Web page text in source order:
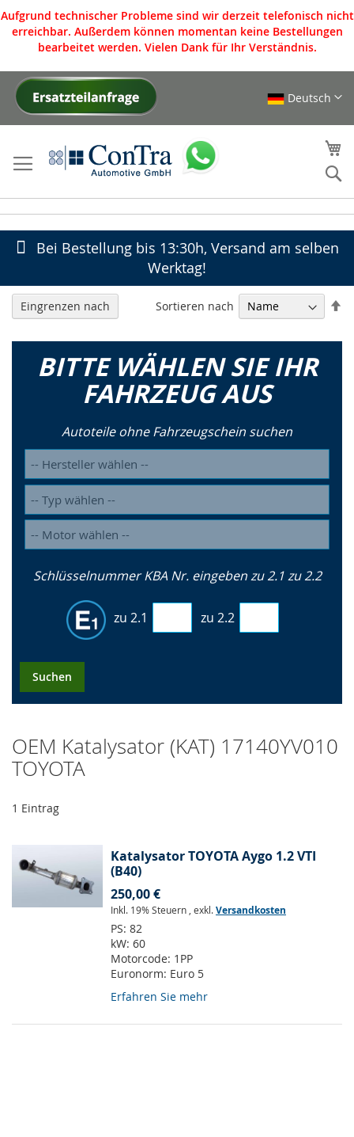
Aufgrund technischer Probleme sind wir derzeit telefonisch nicht
erreichbar. Außerdem können momentan keine Bestellungen
bearbeitet werden. Vielen Dank für Ihr Verständnis.
Direkt
Deutsch
Bei Bestellung bis 13:30h, Versand am selben
Werktag!
BITTE WÄHLEN SIE IHR
FAHRZEUG AUS
Autoteile ohne Fahrzeugschein suchen
Schlüsselnummer KBA Nr. eingeben zu 2.1 zu 2.2
zu 2.1 zu 2.2
Suchen
OEM Katalysator (KAT) 17140YV010
TOYOTA
1 Eintrag
Sortieren nach
Katalysator TOYOTA Aygo 1.2 VTI
(B40)
250,00 €
Inkl. 19% Steuern , exkl.Versandkosten
PS: 82
kW: 60
Motorcode: 1PP
Euronorm: Euro 5
Erfahren Sie mehr
Eingrenzen nach